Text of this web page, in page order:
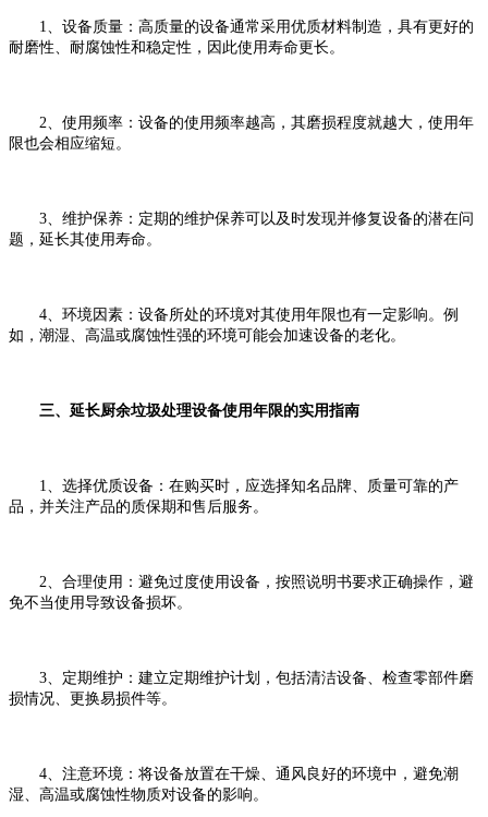
1、设备质量：高质量的设备通常采用优质材料制造，具有更好的
耐磨性、耐腐蚀性和稳定性，因此使用寿命更长。
2、使用频率：设备的使用频率越高，其磨损程度就越大，使用年
限也会相应缩短。
3、维护保养：定期的维护保养可以及时发现并修复设备的潜在问
题，延长其使用寿命。
4、环境因素：设备所处的环境对其使用年限也有一定影响。例
如，潮湿、高温或腐蚀性强的环境可能会加速设备的老化。
三、延长厨余垃圾处理设备使用年限的实用指南
1、选择优质设备：在购买时，应选择知名品牌、质量可靠的产
品，并关注产品的质保期和售后服务。
2、合理使用：避免过度使用设备，按照说明书要求正确操作，避
免不当使用导致设备损坏。
3、定期维护：建立定期维护计划，包括清洁设备、检查零部件磨
损情况、更换易损件等。
4、注意环境：将设备放置在干燥、通风良好的环境中，避免潮
湿、高温或腐蚀性物质对设备的影响。